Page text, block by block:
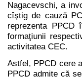
Nagacevschi, a
cîştig de cauză
reprezenta
formaţiunii
activitatea CEC.
Astfel, PPCD cere
PPCD admite că